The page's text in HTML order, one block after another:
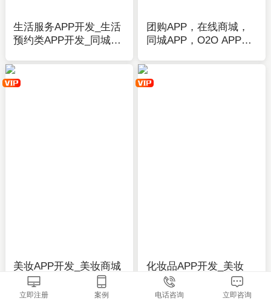
生活服务APP开发_生活
预约类APP开发_同城上
讯-应用公园
团购APP，在线商城，
同城APP，O2O APP主
作-应用公园
美妆APP开发_美妆商城
APP模板_资讯、购物、
社区-应用公园
化妆品APP开发_美妆
APP开发_资讯_商城购
物_社区分享-应用公园
立即注册 案例 电话咨询 立即咨询